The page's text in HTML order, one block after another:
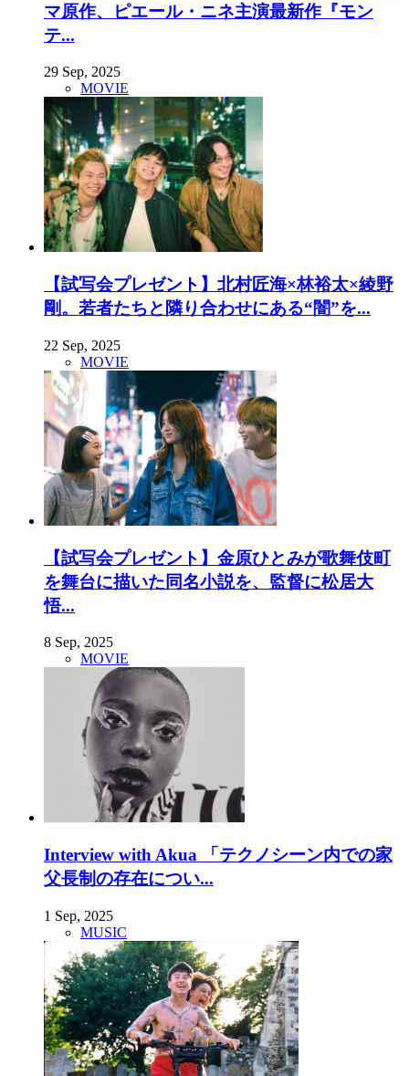
マ原作、ピエール・ニネ主演最新作『モン
テ...
29 Sep, 2025
MOVIE
【試写会プレゼント】北村匠海×林裕太×綾野
剛。若者たちと隣り合わせにある“闇”を...
22 Sep, 2025
MOVIE
【試写会プレゼント】金原ひとみが歌舞伎町
を舞台に描いた同名小説を、監督に松居大
悟...
8 Sep, 2025
MOVIE
Interview with Akua 「テクノシーン内での家
父長制の存在につい...
1 Sep, 2025
MUSIC